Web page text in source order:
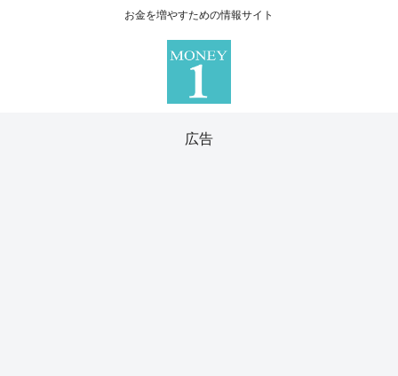
お金を増やすための情報サイト
広告